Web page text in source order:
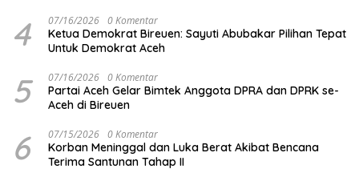
4 07/16/2026 0 Komentar
Ketua Demokrat Bireuen: Sayuti Abubakar Pilihan Tepat
Untuk Demokrat Aceh
5 07/16/2026 0 Komentar
Partai Aceh Gelar Bimtek Anggota DPRA dan DPRK se-
Aceh di Bireuen
6 07/15/2026 0 Komentar
Korban Meninggal dan Luka Berat Akibat Bencana
Terima Santunan Tahap II